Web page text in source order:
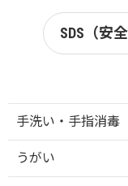
手洗い・手指消毒
うがい
SDS（安